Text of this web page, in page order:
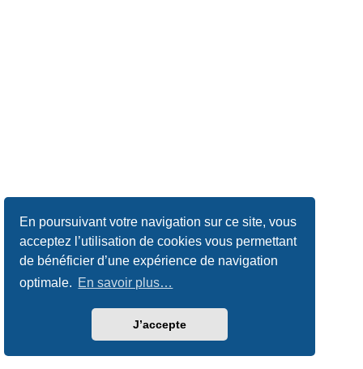
En poursuivant votre navigation sur ce site, vous
acceptez l’utilisation de cookies vous permettant
de bénéficier d’une expérience de navigation
optimale. En savoir plus…
J’accepte